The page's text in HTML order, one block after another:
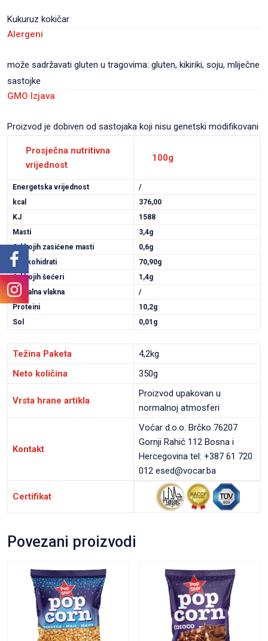
Kukuruz kokičar
Alergeni
može sadržavati gluten u tragovima: gluten, kikiriki, soju, mliječne
sastojke
GMO Izjava
Proizvod je dobiven od sastojaka koji nisu genetski modifikovani
Prosječna nutritivna
vrijednost
100g
Energetska vrijednost
/
kcal
376,00
KJ
1588
Masti
3,4g
Od kojih zasićene masti
0,6g
Ugljikohidrati
70,90g
Od kojih šećeri
1,4g
Dijetalna vlakna
/
Proteini
10,2g
Sol
0,01g
Težina Paketa
4,2kg
Neto količina
350g
Vrsta hrane artikla
Proizvod upakovan u
normalnoj atmosferi
Kontakt
Voćar d.o.o. Brčko 76207
Gornji Rahić 112 Bosna i
Hercegovina tel: +387 61 720
012 esed@vocar.ba
Certifikat
Povezani proizvodi
VIEW PRODUCT